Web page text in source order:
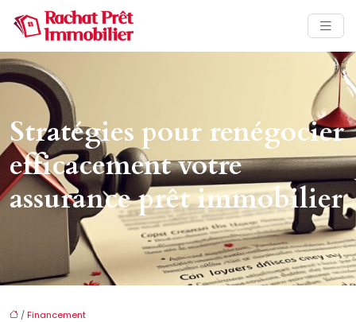
Stratégies pour renégocier
efficacement votre
assurance prêt immobilier
/ Financement